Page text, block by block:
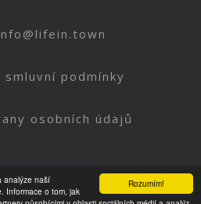
Rozumím!
analýze naší
Informace o tom, jak
smluvní podmínky
osobních údajů